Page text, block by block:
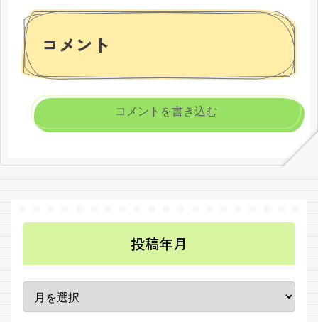
コメント
コメントを書き込む
投稿年月